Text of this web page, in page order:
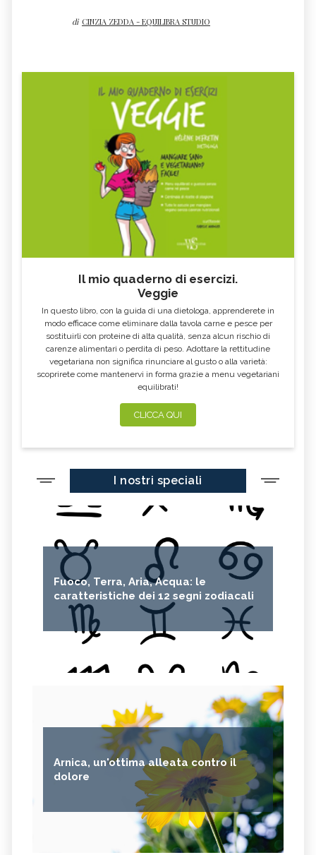
che non sia per uso sportivo. IL Q10
iridologa
di CINZIA ZEDDA - EQUILIBRA STUDIO
Il mio quaderno di esercizi.
Veggie
In questo libro, con la guida di una dietologa, apprenderete in
modo efficace come eliminare dalla tavola carne e pesce per
sostituirli con proteine di alta qualità, senza alcun rischio di
carenze alimentari o perdita di peso. Adottare la rettitudine
vegetariana non significa rinunciare al gusto o alla varietà:
scoprirete come mantenervi in forma grazie a menu vegetariani
equilibrati!
CLICCA QUI
I nostri speciali
Fuoco, Terra, Aria, Acqua: le
caratteristiche dei 12 segni zodiacali
Arnica, un'ottima alleata contro il
dolore